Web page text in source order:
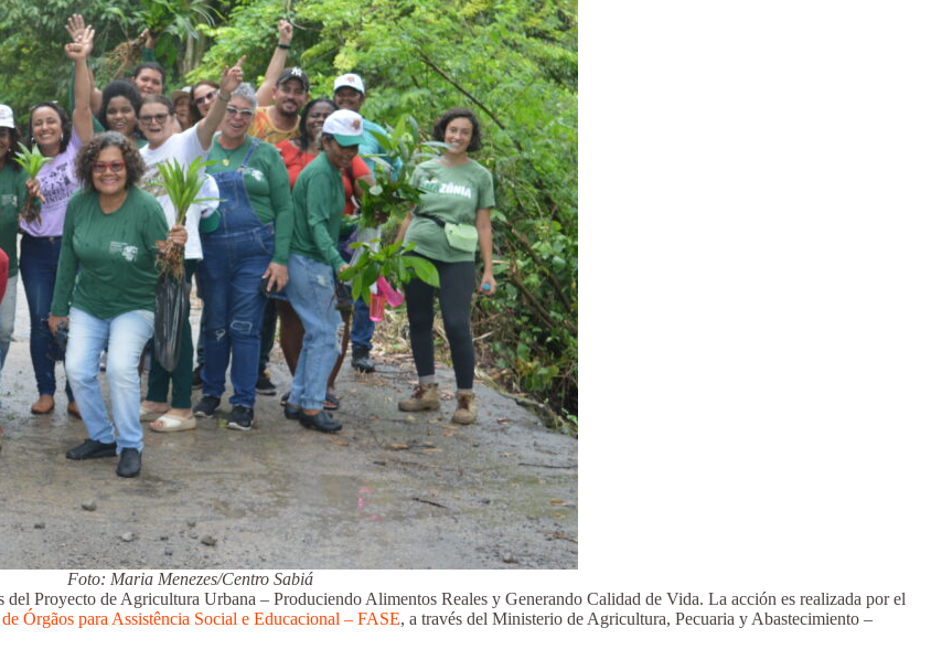
Foto: Maria Menezes/Centro Sabiá
Proyecto de Agricultura Urbana – Produciendo Alimentos Reales y Generando Calidad de Vida. La acción es realizada por el
Órgãos para Assistência Social e Educacional – FASE, a través del Ministerio de Agricultura, Pecuaria y Abastecimiento –